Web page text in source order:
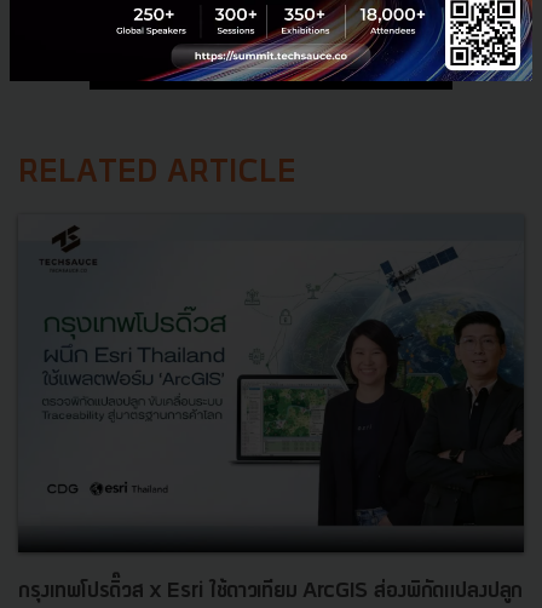
RELATED ARTICLE
กรุงเทพโปรดิ๊วส x Esri ใช้ดาวเทียม ArcGIS ส่องพิกัดแปลงปลูก